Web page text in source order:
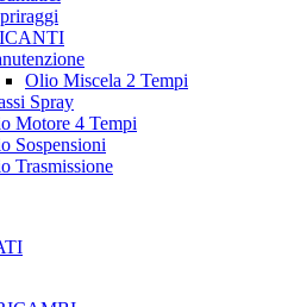
Olio Miscela 2 Tempi
Spray
Motore 4 Tempi
Sospensioni
Trasmissione